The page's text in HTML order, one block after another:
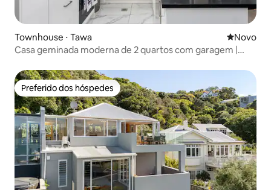
Townhouse ⋅ Tawa Novo
Novo
Casa geminada moderna de 2 quartos com garagem |
Preferido dos hóspedes
Preferido dos hóspedes